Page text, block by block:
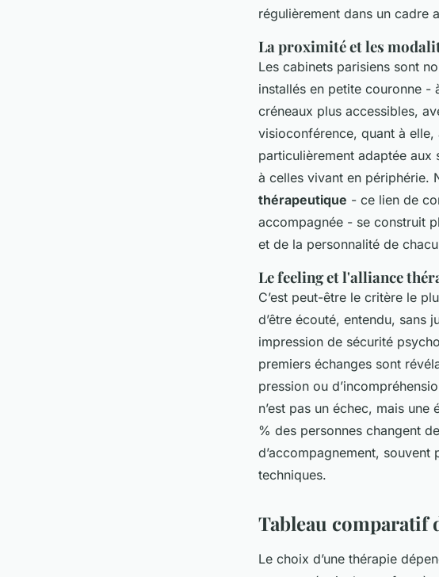
régulièrement dans un cadre
La proximité et les
Les cabinets parisiens sont
installés en petite couronne -
créneaux plus accessibles,
visioconférence, quant à elle,
particulièrement adaptée aux
à celles vivant en périphérie.
thérapeutique - ce lien de
accompagnée - se construit
et de la personnalité de
Le feeling et l'alliance
C’est peut-être le critère le
d’être écouté, entendu, sans
impression de sécurité
premiers échanges sont
pression ou
n’est pas un échec, mais
% des personnes changent
d’accompagnement,
techniques.
Tableau comparatif
Le choix d’une thérapie